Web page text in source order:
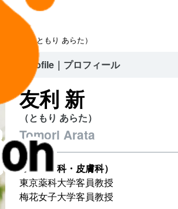
友利 新（ともり あらた）
Profile｜プロフィール
友利 新
（ともり あらた）
Tomori Arata
医師（内科・皮膚科）
東京薬科大学客員教授
梅花女子大学客員教授